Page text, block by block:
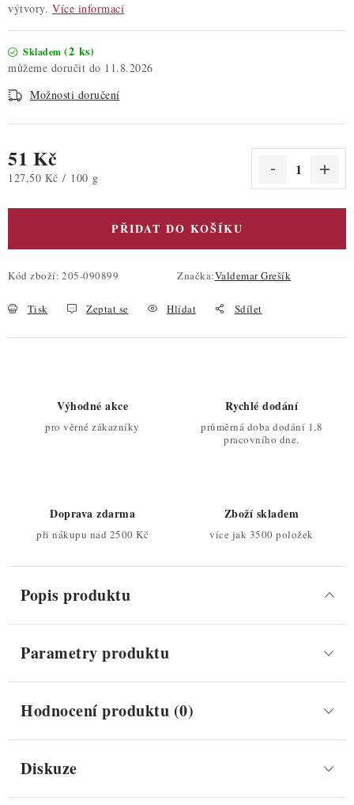
výtvory. Více informací
Skladem (2 ks)
11.8.2026
Možnosti doručení
51 Kč
Měrná cena:
127,50 Kč / 100 g
PŘIDAT DO KOŠÍKU
Kód zboží: 205-090899 Značka:Valdemar Grešík
Tisk Zeptat se Hlídat Sdílet
Výhodné akce
pro věrné zákazníky
Rychlé dodání
průměrná doba dodání 1,8
pracovního dne.
Doprava zdarma
při nákupu nad 2500 Kč
Zboží skladem
více jak 3500 položek
Popis produktu
Parametry produktu
Hodnocení produktu (0)
Diskuze